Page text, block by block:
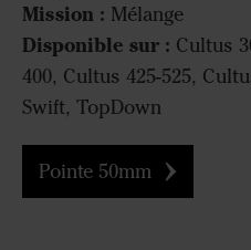
Mission : Mélange
Disponible sur : Cultus
400, Cultus 425-525,
Swift, TopDown
Pointe 50mm